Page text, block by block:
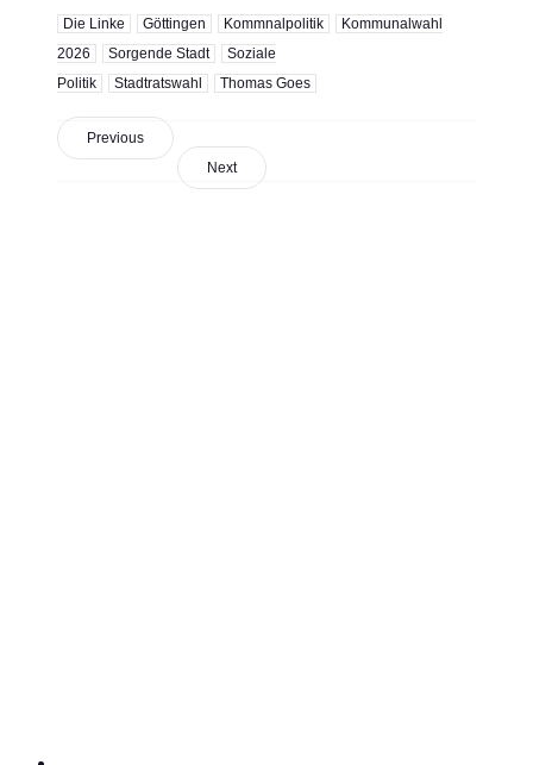
Die Linke Göttingen Kommnalpolitik
Kommunalwahl
2026
Sorgende Stadt
Soziale
Politik
Stadtratswahl Thomas Goes
Previous
Next